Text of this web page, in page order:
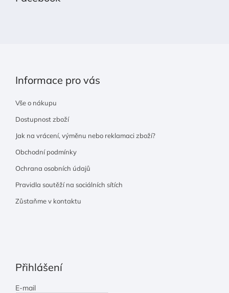
Informace pro vás
Vše o nákupu
Dostupnost zboží
Jak na vrácení, výměnu nebo reklamaci zboží?
Obchodní podmínky
Ochrana osobních údajů
Pravidla soutěží na sociálních sítích
Zůstaňme v kontaktu
Přihlášení
E-mail